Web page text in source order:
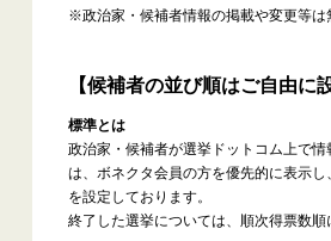
※政治家・候補者情報の掲載や変更等は
【候補者の並び順はご自由に
標準とは
政治家・候補者が選挙ドットコム上で
は、ボネクタ会員の方を優先的に表示
を設定しております。
終了した選挙については、順次得票数順